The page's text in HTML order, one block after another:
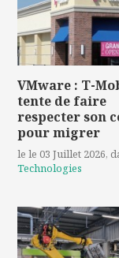
VMware : T-
tente de faire
respecter son
pour migrer
le le 03 Juillet 2026,
Technologies